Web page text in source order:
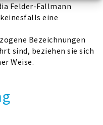
Felder-Fallmann
eine
Bezeichnungen
sind, beziehen sie sich
Weise.